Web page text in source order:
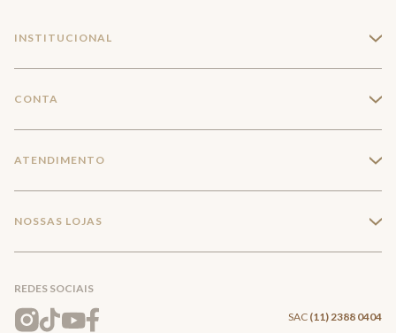
INSTITUCIONAL +
Trabalhe conosco
Mapa do Site
CONTA +
Meus pedidos
Wishlist
ATENDIMENTO +
Entrega e Frete
NOSSAS LOJAS +
REDES SOCIAIS
SAC (11) 2388 0404